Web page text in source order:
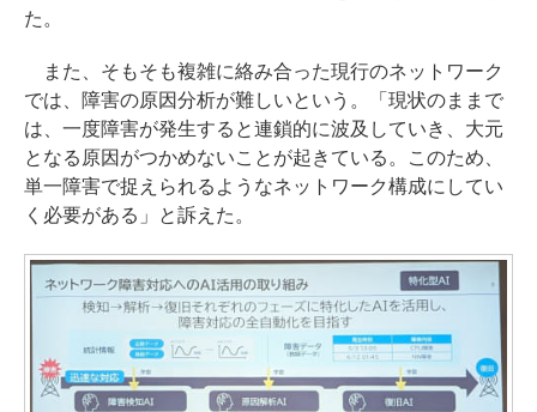
た。
また、そもそも複雑に絡み合った現行のネットワーク
では、障害の原因分析が難しいという。「現状のままで
は、一度障害が発生すると連鎖的に波及していき、大元
となる原因がつかめないことが起きている。このため、
単一障害で捉えられるようなネットワーク構成にしてい
く必要がある」と訴えた。